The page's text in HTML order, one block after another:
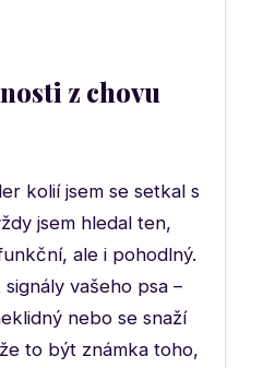
z chovu
kolií jsem se setkal s
jsem hledal ten,
ale i pohodlný.
vašeho psa –
nebo se snaží
to být známka toho,